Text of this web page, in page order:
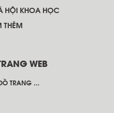
HỘI KHOA HỌC
THÊM
WEB
TRANG ...